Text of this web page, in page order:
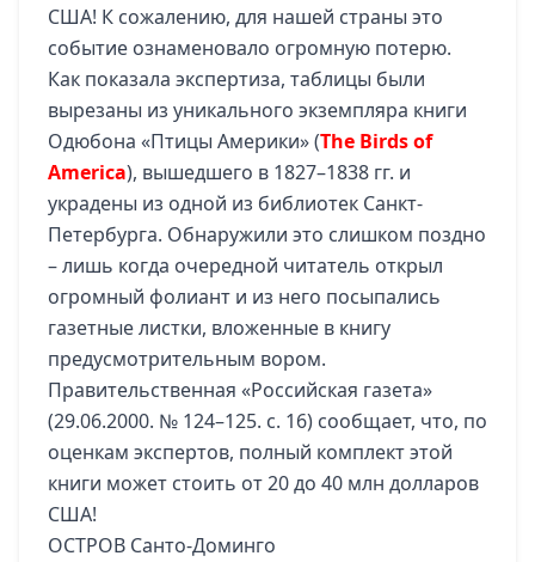
США! К сожалению, для нашей страны это
событие ознаменовало огромную потерю.
Как показала экспертиза, таблицы были
вырезаны из уникального экземпляра книги
Одюбона «Птицы Америки» (The Birds of
America), вышедшего в 1827–1838 гг. и
украдены из одной из библиотек Санкт-
Петербурга. Обнаружили это слишком поздно
– лишь когда очередной читатель открыл
огромный фолиант и из него посыпались
газетные листки, вложенные в книгу
предусмотрительным вором.
Правительственная «Российская газета»
(29.06.2000. № 124–125. с. 16) сообщает, что, по
оценкам экспертов, полный комплект этой
книги может стоить от 20 до 40 млн долларов
США!
ОСТРОВ Санто-Доминго